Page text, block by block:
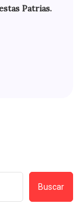
Patrias.
Buscar